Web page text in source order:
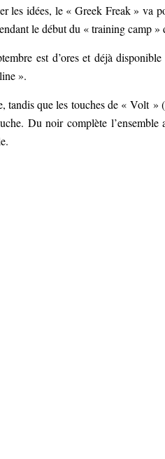
les idées, le « Greek Freak » va
le début du « training camp »
est d’ores et déjà
».
tandis que les touches de « Volt »
Du noir complète